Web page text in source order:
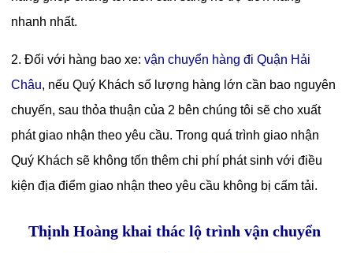
nhanh nhất.
2. Đối với hàng bao xe:vận chuyển hàng đi Quận Hải
Châu, nếu Quý Khách số lượng hàng lớn cần bao nguyên
chuyến, sau thỏa thuận của 2 bên chúng tôi sẽ cho xuất
phát giao nhận theo yêu cầu. Trong quá trình giao nhận
Quý Khách sẽ không tốn thêm chi phí phát sinh với điều
kiện địa điểm giao nhận theo yêu cầu không bị cấm tải.
Thịnh Hoàng khai thác lộ trình vận chuyển